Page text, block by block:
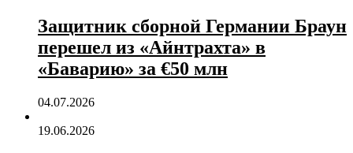
Защитник сборной Германии Браун
перешел из «Айнтрахта» в
«Баварию» за €50 млн
04.07.2026
19.06.2026